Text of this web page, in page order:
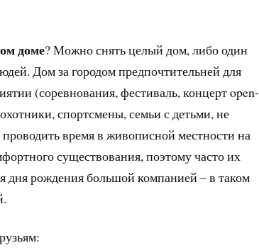
доме? Можно снять целый дом, либо один
Дом за городом предпочтительней для
(соревнования, фестиваль, концерт open-
спортсмены, семьи с детьми, не
проводить время в живописной местности на
существования, поэтому часто их
дня рождения большой компанией – в таком